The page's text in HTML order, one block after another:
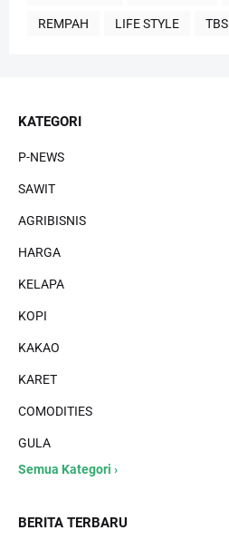
REMPAH LIFE STYLE TBS
KATEGORI
P-NEWS
SAWIT
AGRIBISNIS
HARGA
KELAPA
KOPI
KAKAO
KARET
COMODITIES
GULA
Semua Kategori ›
BERITA TERBARU